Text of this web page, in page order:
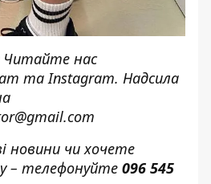
Читайте нас
таInstagram. Надсила
а
новини чи хочете
– телефонуйте 096 545